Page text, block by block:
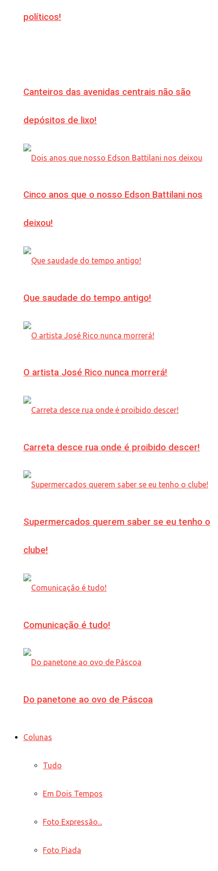
políticos!
Canteiros das avenidas centrais não são
depósitos de lixo!
Cinco anos que o nosso Edson Battilani nos
deixou!
Que saudade do tempo antigo!
O artista José Rico nunca morrerá!
Carreta desce rua onde é proibido descer!
Supermercados querem saber se eu tenho o
clube!
Comunicação é tudo!
Do panetone ao ovo de Páscoa
Colunas
Tudo
Em Dois Tempos
Foto Expressão...
Foto Piada